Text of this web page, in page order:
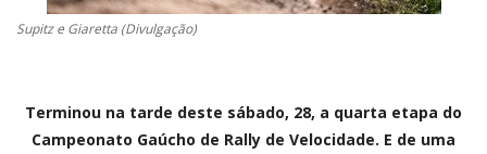
Supitz e Giaretta (Divulgação)
Terminou na tarde deste sábado, 28, a quarta etapa do
Campeonato Gaúcho de Rally de Velocidade. E de uma